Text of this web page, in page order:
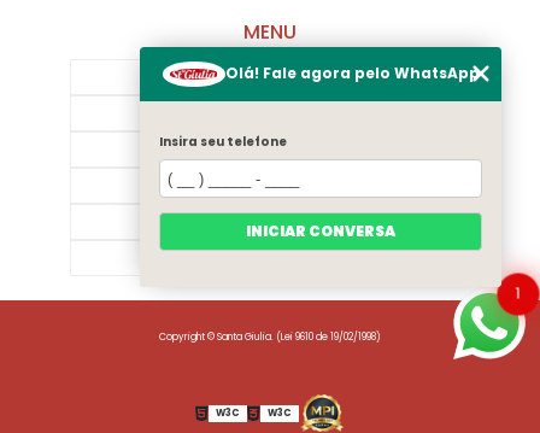
MENU
Início
Galeria
Contato
Categorias
Mapa do site
Copyright © Santa Giulia. (Lei 9610 de 19/02/1998)
W3C W3C
1
Olá! Fale agora pelo WhatsApp
Insira seu telefone
INICIAR CONVERSA